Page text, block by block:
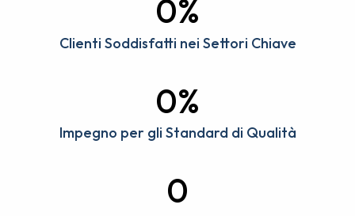
0%
Clienti Soddisfatti nei Settori Chiave
0%
Impegno per gli Standard di Qualità
0